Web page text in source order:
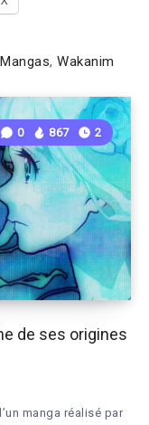
Mangas, Wakanim
de ses origines
0 867 2
manga réalisé par